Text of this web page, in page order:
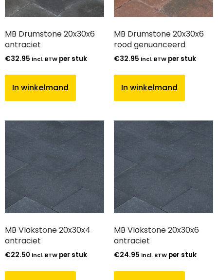
MB Drumstone 20x30x6
antraciet
€32.95 incl. BTW per stuk
In winkelmand
MB Drumstone 20x30x6
rood genuanceerd
€32.95 incl. BTW per stuk
In winkelmand
MB Vlakstone 20x30x4
antraciet
€22.50 incl. BTW per stuk
MB Vlakstone 20x30x6
antraciet
€24.95 incl. BTW per stuk